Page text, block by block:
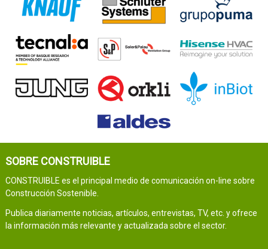
SOBRE CONSTRUIBLE
CONSTRUIBLE es el principal medio de comunicación on-line sobre
Construcción Sostenible.
Publica diariamente noticias, artículos, entrevistas, TV, etc. y ofrece
la información más relevante y actualizada sobre el sector.